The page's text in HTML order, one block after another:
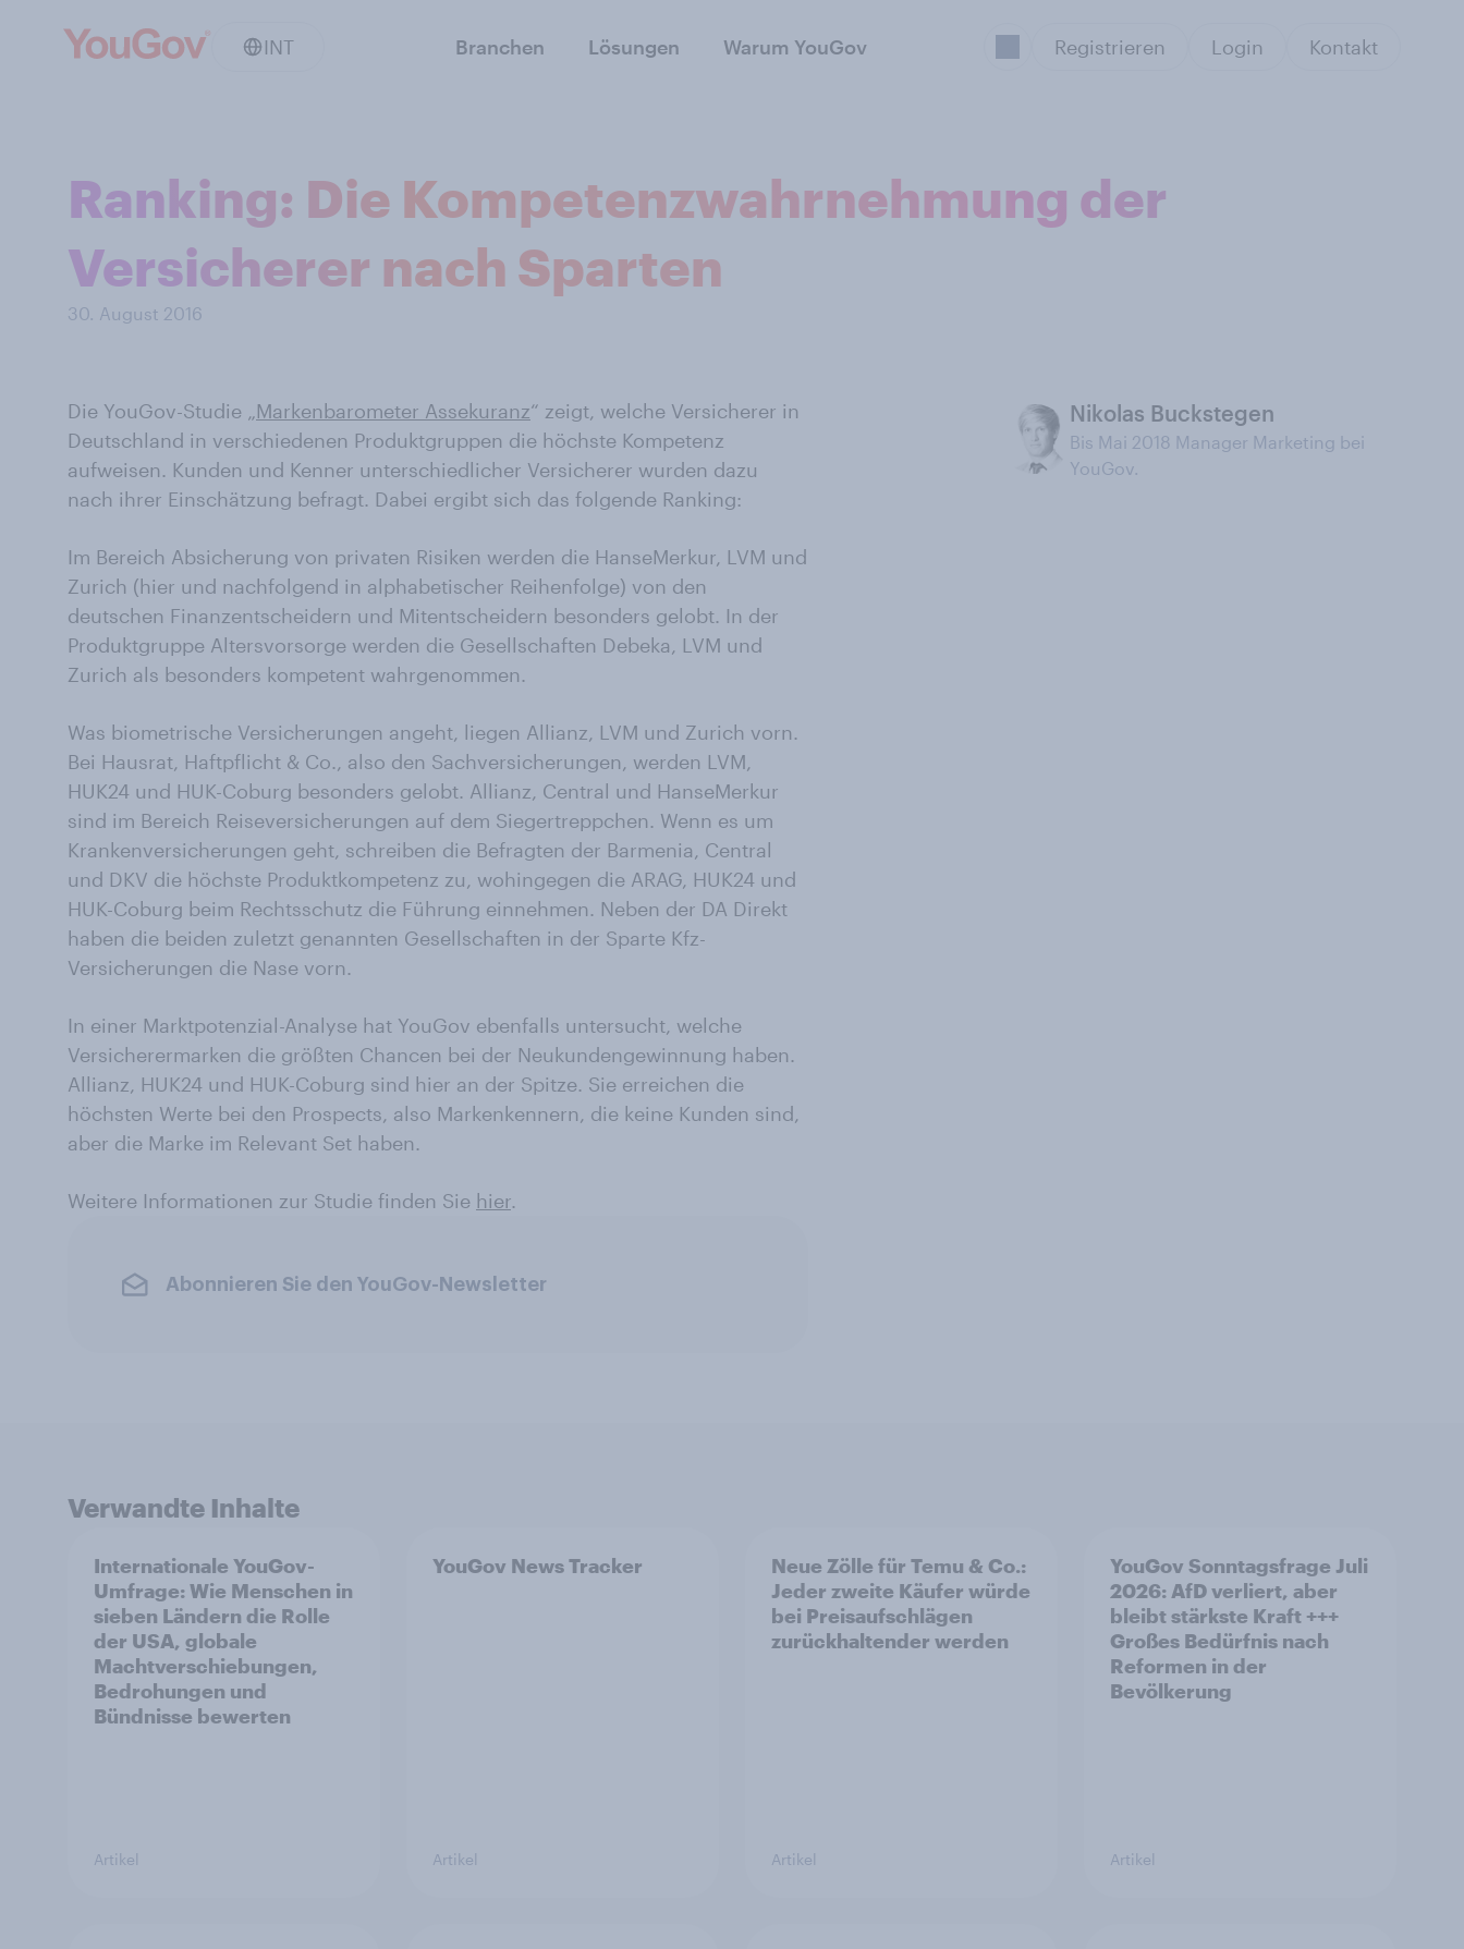
INT Branchen Lösungen Warum YouGov Registrieren Login Kontakt
Ranking: Die Kompetenzwahrnehmung der
Versicherer nach Sparten
30. August 2016
Die YouGov-Studie „Markenbarometer Assekuranz“ zeigt, welche Versicherer in
Deutschland in verschiedenen Produktgruppen die höchste Kompetenz
aufweisen. Kunden und Kenner unterschiedlicher Versicherer wurden dazu
nach ihrer Einschätzung befragt. Dabei ergibt sich das folgende Ranking:
Im Bereich Absicherung von privaten Risiken werden die HanseMerkur, LVM und
Zurich (hier und nachfolgend in alphabetischer Reihenfolge) von den
deutschen Finanzentscheidern und Mitentscheidern besonders gelobt. In der
Produktgruppe Altersvorsorge werden die Gesellschaften Debeka, LVM und
Zurich als besonders kompetent wahrgenommen.
Was biometrische Versicherungen angeht, liegen Allianz, LVM und Zurich vorn.
Bei Hausrat, Haftpflicht & Co., also den Sachversicherungen, werden LVM,
HUK24 und HUK-Coburg besonders gelobt. Allianz, Central und HanseMerkur
sind im Bereich Reiseversicherungen auf dem Siegertreppchen. Wenn es um
Krankenversicherungen geht, schreiben die Befragten der Barmenia, Central
und DKV die höchste Produktkompetenz zu, wohingegen die ARAG, HUK24 und
HUK-Coburg beim Rechtsschutz die Führung einnehmen. Neben der DA Direkt
haben die beiden zuletzt genannten Gesellschaften in der Sparte Kfz-
Versicherungen die Nase vorn.
In einer Marktpotenzial-Analyse hat YouGov ebenfalls untersucht, welche
Versicherermarken die größten Chancen bei der Neukundengewinnung haben.
Allianz, HUK24 und HUK-Coburg sind hier an der Spitze. Sie erreichen die
höchsten Werte bei den Prospects, also Markenkennern, die keine Kunden sind,
aber die Marke im Relevant Set haben.
Weitere Informationen zur Studie finden Sie hier.
Abonnieren Sie den YouGov-Newsletter
Nikolas Buckstegen
Bis Mai 2018 Manager Marketing bei
YouGov.
Verwandte Inhalte
Internationale YouGov-
Umfrage: Wie Menschen in
sieben Ländern die Rolle
der USA, globale
Machtverschiebungen,
Bedrohungen und
Bündnisse bewerten
Artikel
YouGov News Tracker
Artikel
Neue Zölle für Temu & Co.:
Jeder zweite Käufer würde
bei Preisaufschlägen
zurückhaltender werden
Artikel
YouGov Sonntagsfrage Juli
2026: AfD verliert, aber
bleibt stärkste Kraft +++
Großes Bedürfnis nach
Reformen in der
Bevölkerung
Artikel